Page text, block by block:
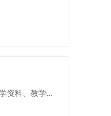
资料、教学...